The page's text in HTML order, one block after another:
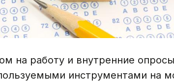
на работу и внутренние
инструментами на